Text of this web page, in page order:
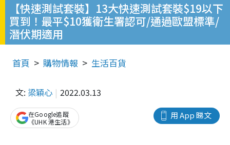
【快速測試套裝】13大快速測試套裝$19以下
買到！最平$10獲衛生署認可/通過歐盟標準/
潛伏期適用
首頁 購物情報 生活百貨
文: 梁穎心 2022.03.13
用 App 睇文
在Google追蹤
《UHK 港生活》